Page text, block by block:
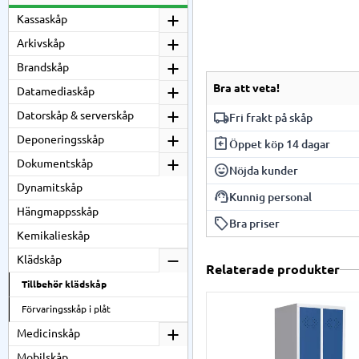
Bra att veta!
local_shippingFri frakt på skåp
Vi har fri frakt på alla
beroende på
assignment_returnÖppet köp 14 dagar
Du har 14 dagars
sentiment_very_satisfiedNöjda kunder
Vi är stolta över våra
support_agentKunnig personal
Vår personal har
local_offerBra priser
Relaterade produkter
Kassaskåp
Arkivskåp
Brandskåp
Datamediaskåp
Datorskåp & serverskåp
Deponeringsskåp
Dokumentskåp
Dynamitskåp
Hängmappsskåp
Kemikalieskåp
Klädskåp
Tillbehör klädskåp
Förvaringsskåp i plåt
Medicinskåp